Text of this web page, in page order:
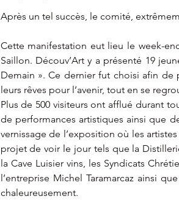
Après un tel succès, le comité,
Cette manifestation eut lieu le week-
Saillon. Découv’Art y a présenté 19
Demain ». Ce dernier fut choisi afin de
leurs rêves pour l’avenir, tout en se
Plus de 500 visiteurs ont afflué durant
de performances artistiques ainsi que
vernissage de l’exposition où les
projet de voir le jour tels que la
la Cave Luisier vins, les Syndicats
l’entreprise Michel Taramarcaz ainsi
chaleureusement.